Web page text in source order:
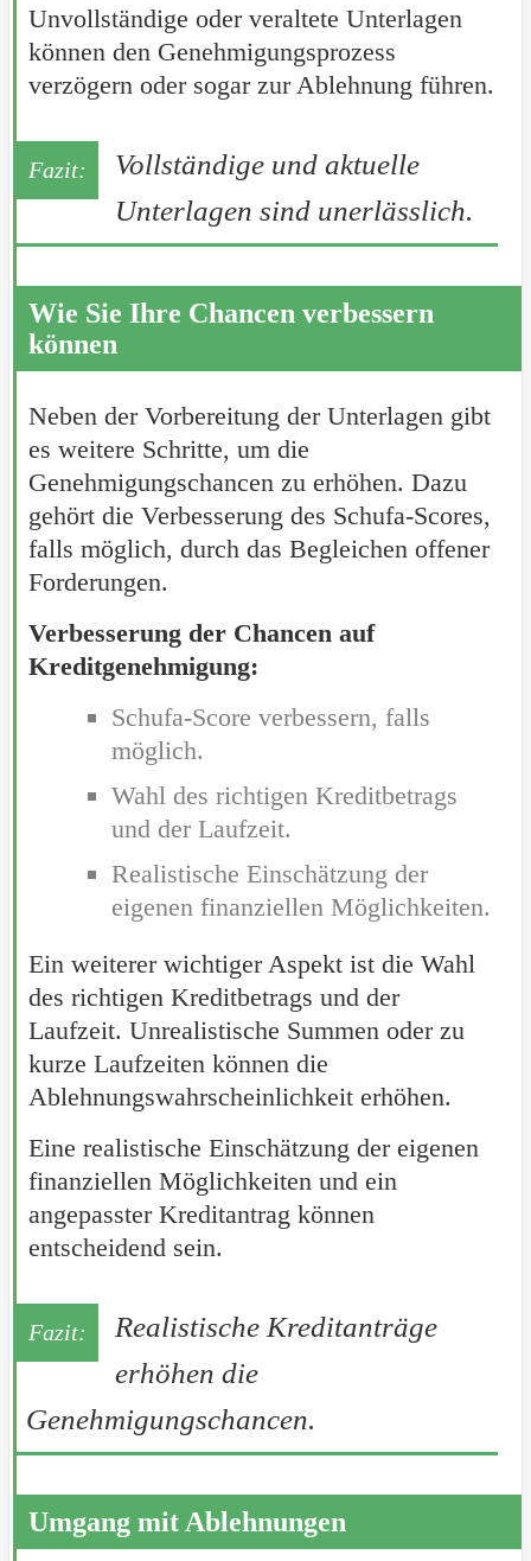
Unvollständige oder veraltete Unterlagen
können den Genehmigungsprozess
verzögern oder sogar zur Ablehnung führen.
Vollständige und aktuelle
Unterlagen sind unerlässlich.
Wie Sie Ihre Chancen verbessern
können
Neben der Vorbereitung der Unterlagen gibt
es weitere Schritte, um die
Genehmigungschancen zu erhöhen. Dazu
gehört die Verbesserung des Schufa-Scores,
falls möglich, durch das Begleichen offener
Forderungen.
Verbesserung der Chancen auf
Kreditgenehmigung:
Schufa-Score verbessern, falls
möglich.
Wahl des richtigen Kreditbetrags
und der Laufzeit.
Realistische Einschätzung der
eigenen finanziellen Möglichkeiten.
Ein weiterer wichtiger Aspekt ist die Wahl
des richtigen Kreditbetrags und der
Laufzeit. Unrealistische Summen oder zu
kurze Laufzeiten können die
Ablehnungswahrscheinlichkeit erhöhen.
Eine realistische Einschätzung der eigenen
finanziellen Möglichkeiten und ein
angepasster Kreditantrag können
entscheidend sein.
Realistische Kreditanträge
erhöhen die
Genehmigungschancen.
Umgang mit Ablehnungen